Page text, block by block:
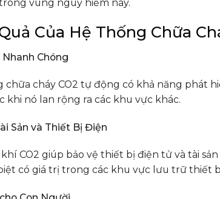
vùng nguy hiểm này.
Của Hệ Thống Chữa
Chóng
chữa cháy CO2 tự động có khả năng phát
khi nó lan rộng ra các khu vực khác.
Sản và Thiết Bị Điện
CO2 giúp bảo vệ thiết bị điện tử và tài
có giá trị trong các khu vực lưu trữ thiết